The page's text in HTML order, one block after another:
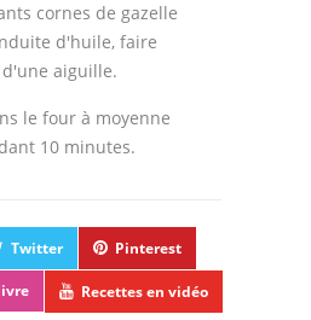
cornes de gazelle
d'huile, faire
aiguille.
le four à moyenne
10 minutes.
Twitter Pinterest
Recettes en vidéo